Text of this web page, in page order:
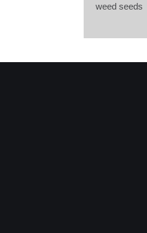
weed seeds